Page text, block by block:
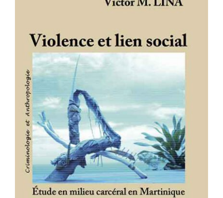
Violence et lien social – Étude en
milieu carcéral en Martinique